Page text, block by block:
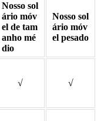
Nosso sol
ário móv
el de tam
anho mé
dio
Nosso sol
ário móv
el pesado
√ √